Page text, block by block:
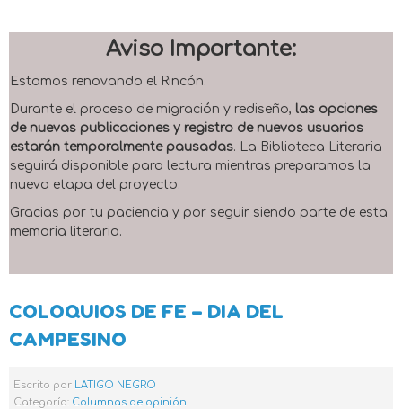
Aviso Importante:
Estamos renovando el Rincón.
Durante el proceso de migración y rediseño, las opciones
de nuevas publicaciones y registro de nuevos usuarios
estarán temporalmente pausadas. La Biblioteca Literaria
seguirá disponible para lectura mientras preparamos la
nueva etapa del proyecto.
Gracias por tu paciencia y por seguir siendo parte de esta
memoria literaria.
COLOQUIOS DE FE – DIA DEL
CAMPESINO
Escrito por LATIGO NEGRO
Categoría: Columnas de opinión